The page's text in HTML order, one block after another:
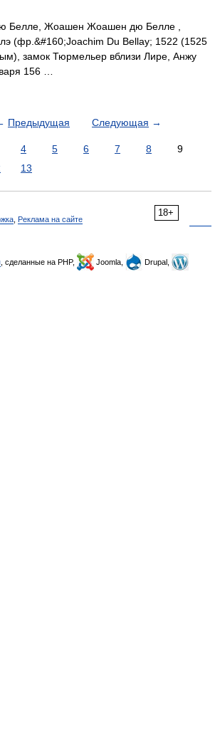
Белле, Жоашен Жоашен дю Белле ,
(фр.&#160;Joachim Du Bellay; 1522 (1525
замок Тюрмельер вблизи Лире, Анжу
156 …
Предыдущая Следующая →
4 5 6 7 8
9
13
18+
Реклама на сайте
, сделанные на PHP, Joomla,
Drupal,